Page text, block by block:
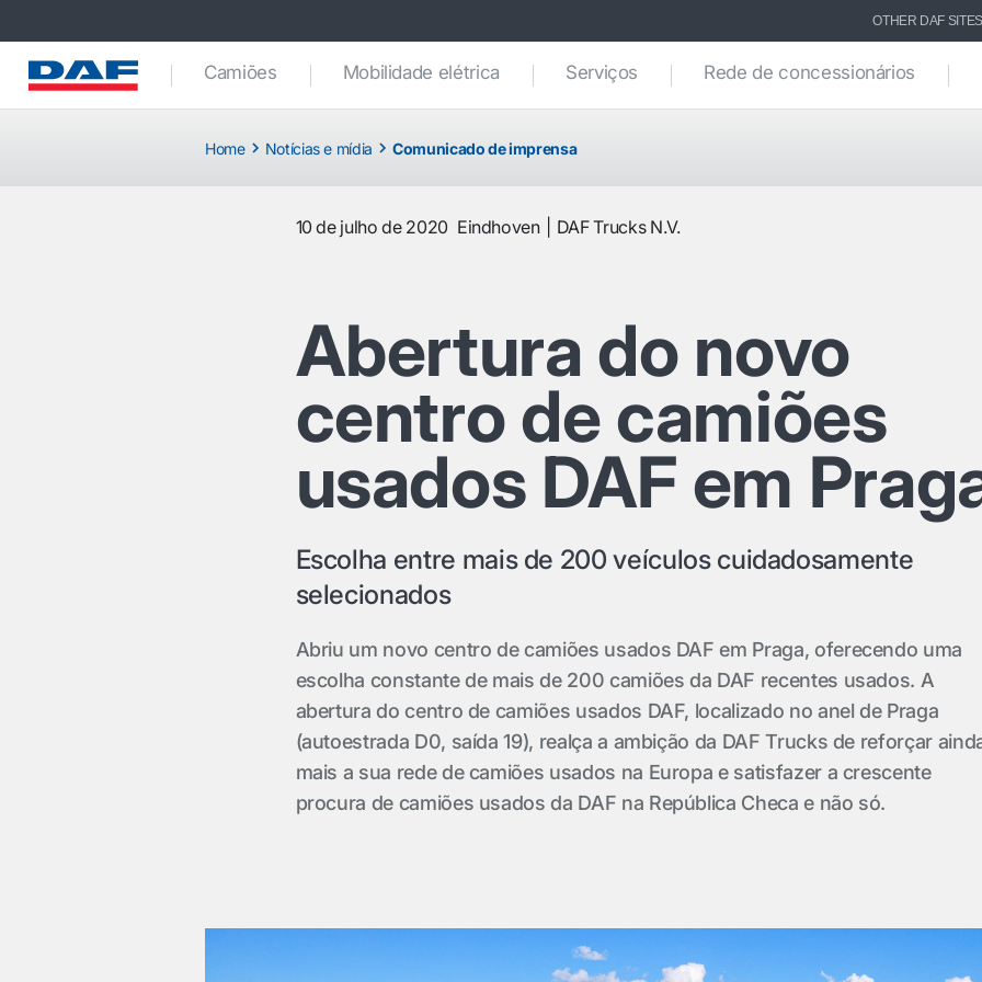
OTHER DAF
Camiões Mobilidade elétrica Serviços Rede de concessionários
Home Notícias e mídia Comunicado de imprensa
10 de julho de 2020 Eindhoven DAF Trucks N.V.
Abertura do novo
centro de camiões
usados DAF em
Escolha entre mais de 200 veículos cuidadosamente
selecionados
Abriu um novo centro de camiões usados DAF em Praga, oferecendo uma
escolha constante de mais de 200 camiões da DAF recentes usados. A
abertura do centro de camiões usados DAF, localizado no anel de Praga
(autoestrada D0, saída 19), realça a ambição da DAF Trucks de reforçar
mais a sua rede de camiões usados na Europa e satisfazer a crescente
procura de camiões usados da DAF na República Checa e não só.